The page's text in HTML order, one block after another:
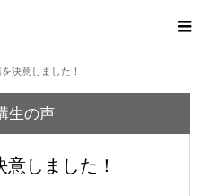
決意しました！
生の声
しました！